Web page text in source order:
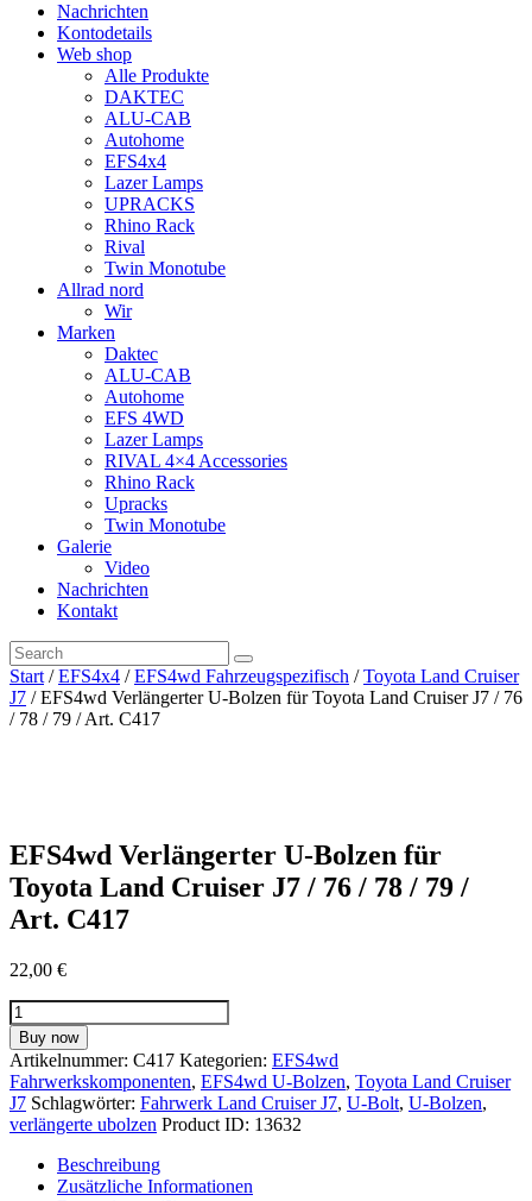
Nachrichten
Kontodetails
Web shop
Alle Produkte
DAKTEC
ALU-CAB
Autohome
EFS4x4
Lazer Lamps
UPRACKS
Rhino Rack
Rival
Twin Monotube
Allrad nord
Wir
Marken
Daktec
ALU-CAB
Autohome
EFS 4WD
Lazer Lamps
RIVAL 4×4 Accessories
Rhino Rack
Upracks
Twin Monotube
Galerie
Video
Nachrichten
Kontakt
Start /EFS4x4 /EFS4wd Fahrzeugspezifisch /Toyota Land Cruiser
J7 / EFS4wd Verlängerter U-Bolzen für Toyota Land Cruiser J7 / 76
/ 78 / 79 / Art. C417
EFS4wd Verlängerter U-Bolzen für
Toyota Land Cruiser J7 / 76 / 78 / 79 /
Art. C417
22,00 €
EFS4wd
Verlängerter
U-
Bolzen
für
Toyota
Land
Cruiser
Buy now
Artikelnummer: C417 Kategorien: EFS4wd
Fahrwerkskomponenten, EFS4wd U-Bolzen, Toyota Land Cruiser
J7 Schlagwörter: Fahrwerk Land Cruiser J7, U-Bolt, U-Bolzen,
verlängerte ubolzen Product ID: 13632
Beschreibung
Zusätzliche Informationen